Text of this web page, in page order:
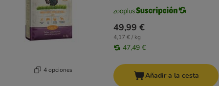
4 opciones
49,99 €
4,17 € / kg
47,49 €
Añadir a la cesta